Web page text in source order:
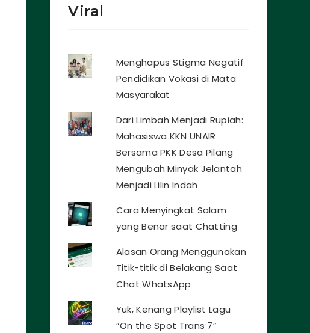
Viral
Menghapus Stigma Negatif
Pendidikan Vokasi di Mata
Masyarakat
Dari Limbah Menjadi Rupiah:
Mahasiswa KKN UNAIR
Bersama PKK Desa Pilang
Mengubah Minyak Jelantah
Menjadi Lilin Indah
Cara Menyingkat Salam
yang Benar saat Chatting
Alasan Orang Menggunakan
Titik-titik di Belakang Saat
Chat WhatsApp
Yuk, Kenang Playlist Lagu
”On the Spot Trans 7”